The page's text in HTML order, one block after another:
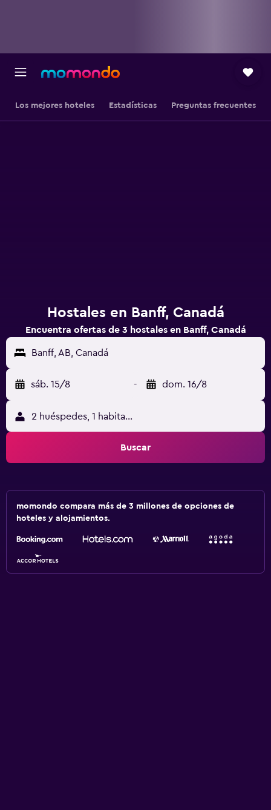
Los mejores hoteles Estadísticas Preguntas frecuentes
Hostales en Banff, Canadá
Encuentra ofertas de 3 hostales en Banff, Canadá
Banff, AB, Canadá
sáb. 15/8 - dom. 16/8
2 huéspedes, 1 habitación
Buscar
momondo compara más de 3 millones de opciones de
hoteles y alojamientos.